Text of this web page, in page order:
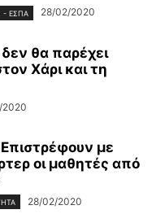
- ΕΣΠΑ 28/02/2020
θα παρέχει
Χάρι και τη
2020
με
οι μαθητές από
28/02/2020